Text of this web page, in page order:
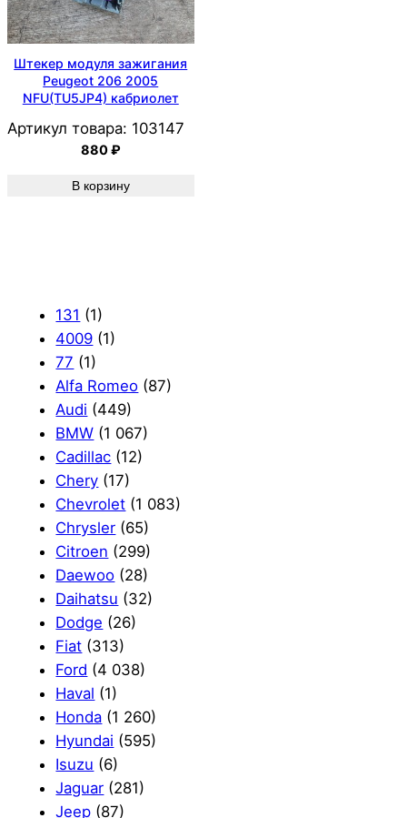
Штекер модуля зажигания
Peugeot 206 2005
NFU(TU5JP4) кабриолет
Артикул товара: 103147
880₽
В корзину
131 (1)
4009 (1)
77 (1)
Alfa Romeo (87)
Audi (449)
BMW (1 067)
Cadillac (12)
Chery (17)
Chevrolet (1 083)
Chrysler (65)
Citroen (299)
Daewoo (28)
Daihatsu (32)
Dodge (26)
Fiat (313)
Ford (4 038)
Haval (1)
Honda (1 260)
Hyundai (595)
Isuzu (6)
Jaguar (281)
Jeep (87)